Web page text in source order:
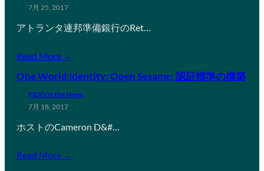
7月 25, 2017
アトランタ連邦準備銀行のRet…
Read More →
One World Identity: Open Sesame: 認証標準の構築
FIDO in the News
7月 18, 2017
ホストのCameron D&#…
Read More →